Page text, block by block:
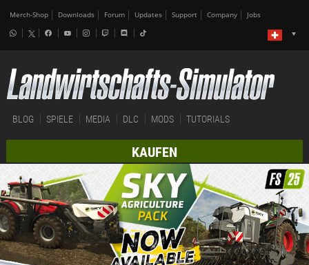
Merch-Shop Downloads Forum Updates Support Company Jobs
BLOG SPIELE MEDIA DLC MODS TUTORIALS
KAUFEN